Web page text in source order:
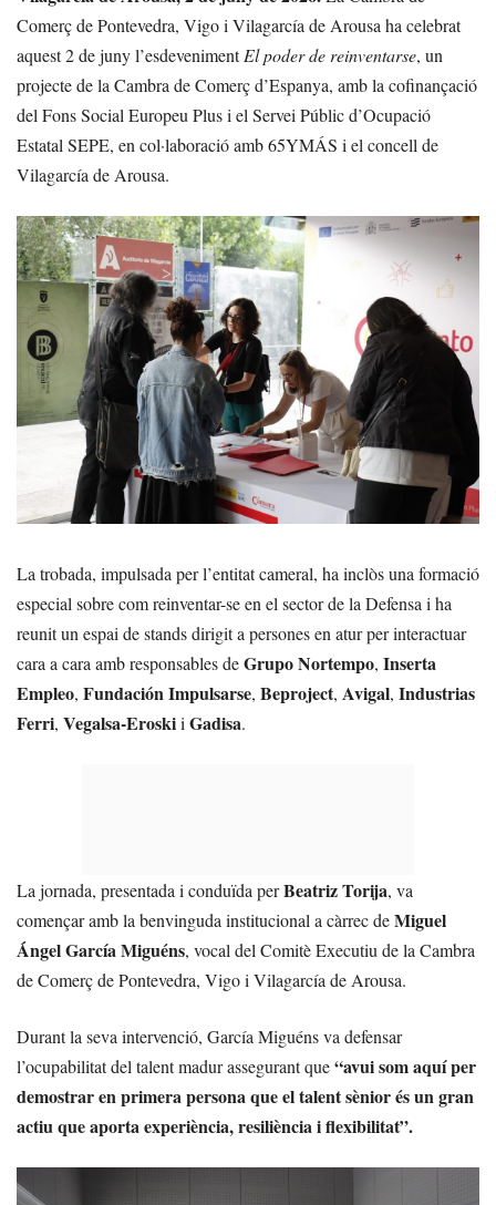
Comerç de Pontevedra, Vigo i Vilagarcía de Arousa ha celebrat
aquest 2 de juny l’esdevenimentEl poder de reinventarse, un
projecte de la Cambra de Comerç d’Espanya, amb la cofinançació
del Fons Social Europeu Plus i el Servei Públic d’Ocupació
Estatal SEPE, en col·laboració amb 65YMÁS i el concell de
Vilagarcía de Arousa.
La trobada, impulsada per l’entitat cameral, ha inclòs una formació
especial sobre com reinventar-se en el sector de la Defensa i ha
reunit un espai de stands dirigit a persones en atur per interactuar
cara a cara amb responsables deGrupo Nortempo, Inserta
Empleo, Fundación Impulsarse, Beproject, Avigal, Industrias
Ferri, Vegalsa-EroskiiGadisa.
La jornada, presentada i conduïda perBeatriz Torija, va
començar amb la benvinguda institucional a càrrec deMiguel
Ángel García Miguéns, vocal del Comitè Executiu de la Cambra
de Comerç de Pontevedra, Vigo i Vilagarcía de Arousa.
Durant la seva intervenció, García Miguéns va defensar
l’ocupabilitat del talent madur assegurant que“avui som aquí per
demostrar en primera persona que el talent sènior és un gran
actiu que aporta experiència, resiliència i flexibilitat”.